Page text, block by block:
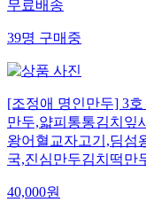
무료배송
39명구매중
[조정애 명인만두] 3
만두,얇피통통김치잎
왕어혈교자고기,딤섬
국,진심만두김치떡만
40,000원